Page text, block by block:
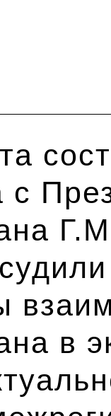
с
в